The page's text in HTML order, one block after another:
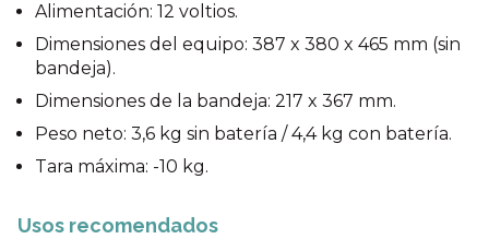
Alimentación: 12 voltios.
Dimensiones del equipo: 387 x 380 x 465 mm (sin
bandeja).
Dimensiones de la bandeja: 217 x 367 mm.
Peso neto: 3,6 kg sin batería / 4,4 kg con batería.
Tara máxima: -10 kg.
Usos recomendados